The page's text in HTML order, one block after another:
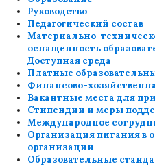
Руководство
Педагогический состав
Материально-
оснащенность
Доступная среда
Платные
Финансово-
Вакантные места для
Стипендии и меры
Международное
Организация питания в
организации
Образовательные